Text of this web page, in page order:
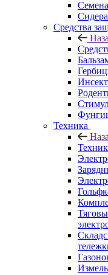
Семена
Средства
Техника